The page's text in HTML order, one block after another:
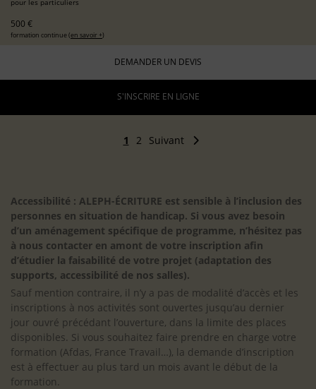
500 €
formation continue (en savoir +)
DEMANDER UN DEVIS
S'INSCRIRE EN LIGNE
1 2 Suivant
Accessibilité : ALEPH-ÉCRITURE est sensible à l’inclusion des
personnes en situation de handicap. Si vous avez besoin
d’un aménagement spécifique de programme, n’hésitez pas
à nous contacter en amont de votre inscription afin
d’étudier la faisabilité de votre projet (adaptation des
supports, accessibilité de nos salles).
Sauf mention contraire, il n’y a pas de modalité d’accès et les
inscriptions à nos activités sont ouvertes jusqu’au dernier
jour ouvré précédant l’ouverture, dans la limite des places
disponibles. Si vous souhaitez faire prendre en charge votre
formation (Afdas, France Travail…), la demande d’inscription
est à effectuer au plus tard un mois avant le début de la
formation.